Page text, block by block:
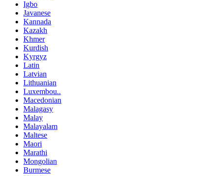
Igbo
Javanese
Kannada
Kazakh
Khmer
Kurdish
Kyrgyz
Latin
Latvian
Lithuanian
Luxembou..
Macedonian
Malagasy
Malay
Malayalam
Maltese
Maori
Marathi
Mongolian
Burmese